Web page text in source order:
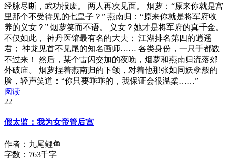
经脉尽断，武功报废。 两人再次见面。 烟萝：“原来你就是宫
里那个不受待见的七皇子？” 燕南归：“原来你就是将军府收
养的义女？” 烟萝笑而不语。 义女？她才是将军府的真千金。
不仅如此， 神丹医馆最有名的大夫； 江湖排名第四的逍遥
君； 神龙见首不见尾的知名画师…… 各类身份，一只手都数
不过来！ 然后，某个雷闪交加的夜晚，烟萝和燕南归流落郊
外破庙。 烟萝捏着燕南归的下颌，对着他那张如同妖孽般的
脸，轻声笑道：“你只要乖乖的，我保证会很温柔……”
阅读
22
假太监：我为女帝管后宫
作者：九尾鲤鱼
字数：763千字